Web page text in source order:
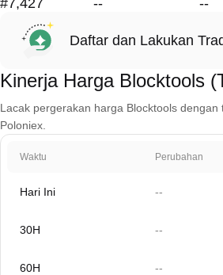
#7,427 -- --
Daftar dan Lakukan
Kinerja Harga Blocktools
Lacak pergerakan harga Blocktools
Poloniex.
Waktu Perubahan
Hari Ini --
30H --
60H --